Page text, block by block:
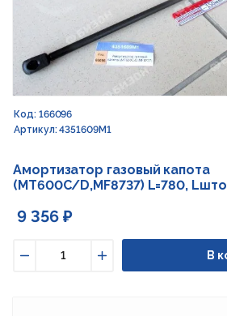
Код: 166096
Артикул: 4351609M1
Амортизатор газовый капота
(MT600C/D,MF8737) L=780,
9 356 ₽
Увеличить
В